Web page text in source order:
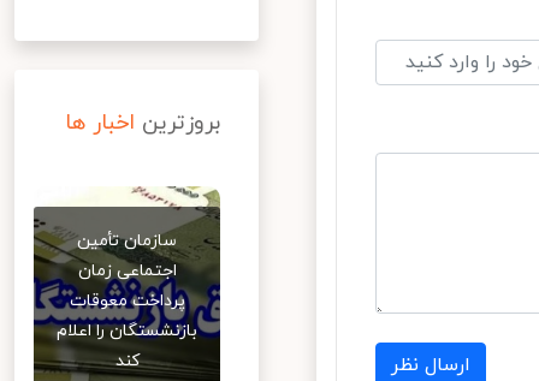
ارسال نظر
بروزترین اخبار ها
سازمان تأمین
اجتماعی زمان
پرداخت معوقات
بازنشستگان را اعلام
کند